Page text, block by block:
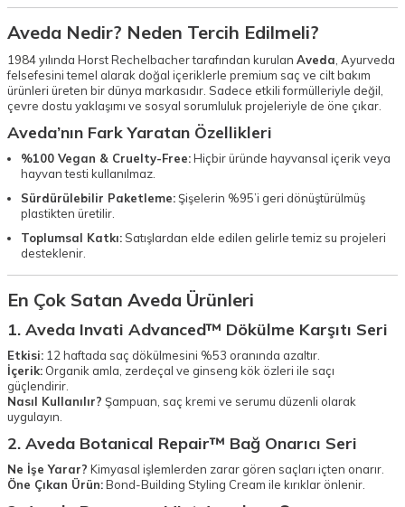
Aveda Nedir? Neden Tercih Edilmeli?
1984 yılında Horst Rechelbacher tarafından kurulan Aveda, Ayurveda
felsefesini temel alarak doğal içeriklerle premium saç ve cilt bakım
ürünleri üreten bir dünya markasıdır. Sadece etkili formülleriyle değil,
çevre dostu yaklaşımı ve sosyal sorumluluk projeleriyle de öne çıkar.
Aveda’nın Fark Yaratan Özellikleri
%100 Vegan & Cruelty-Free:Hiçbir üründe hayvansal içerik veya
hayvan testi kullanılmaz.
Sürdürülebilir Paketleme:Şişelerin %95’i geri dönüştürülmüş
plastikten üretilir.
Toplumsal Katkı: Satışlardan elde edilen gelirle temiz su projeleri
desteklenir.
En Çok Satan Aveda Ürünleri
1. Aveda Invati Advanced™ Dökülme Karşıtı Seri
Etkisi: 12 haftada saç dökülmesini %53 oranında azaltır.
İçerik: Organik amla, zerdeçal ve ginseng kök özleri ile saçı
güçlendirir.
Nasıl Kullanılır? Şampuan, saç kremi ve serumu düzenli olarak
uygulayın.
2. Aveda Botanical Repair™ Bağ Onarıcı Seri
Ne İşe Yarar? Kimyasal işlemlerden zarar gören saçları içten onarır.
Öne Çıkan Ürün:Bond-Building Styling Cream ile kırıklar önlenir.